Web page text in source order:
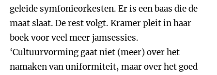
geleide symfonieorkesten. Er is een baas die de
maat slaat. De rest volgt. Kramer pleit in haar
boek voor veel meer jamsessies.
‘Cultuurvorming gaat niet (meer) over het
namaken van uniformiteit, maar over het goed